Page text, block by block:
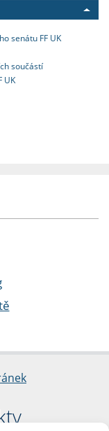
senátu FF UK
součástí
UK